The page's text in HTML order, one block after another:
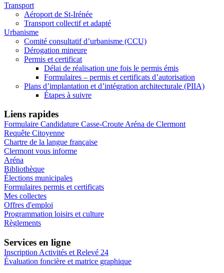
Transport
Aéroport de St-Irénée
Transport collectif et adapté
Urbanisme
Comité consultatif d’urbanisme (CCU)
Dérogation mineure
Permis et certificat
Délai de réalisation une fois le permis émis
Formulaires – permis et certificats d’autorisation
Plans d’implantation et d’intégration architecturale (PIIA)
Étapes à suivre
Liens rapides
Formulaire Candidature Casse-Croute Aréna de Clermont
Requête Citoyenne
Chartre de la langue française
Clermont vous informe
Aréna
Bibliothèque
Élections municipales
Formulaires permis et certificats
Mes collectes
Offres d'emploi
Programmation loisirs et culture
Règlements
Services en ligne
Inscription Activités et Relevé 24
Évaluation foncière et matrice graphique